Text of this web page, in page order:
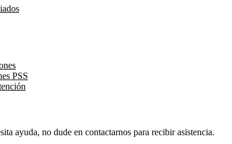
PSS
ayuda, no dude en contactarnos para recibir asistencia.